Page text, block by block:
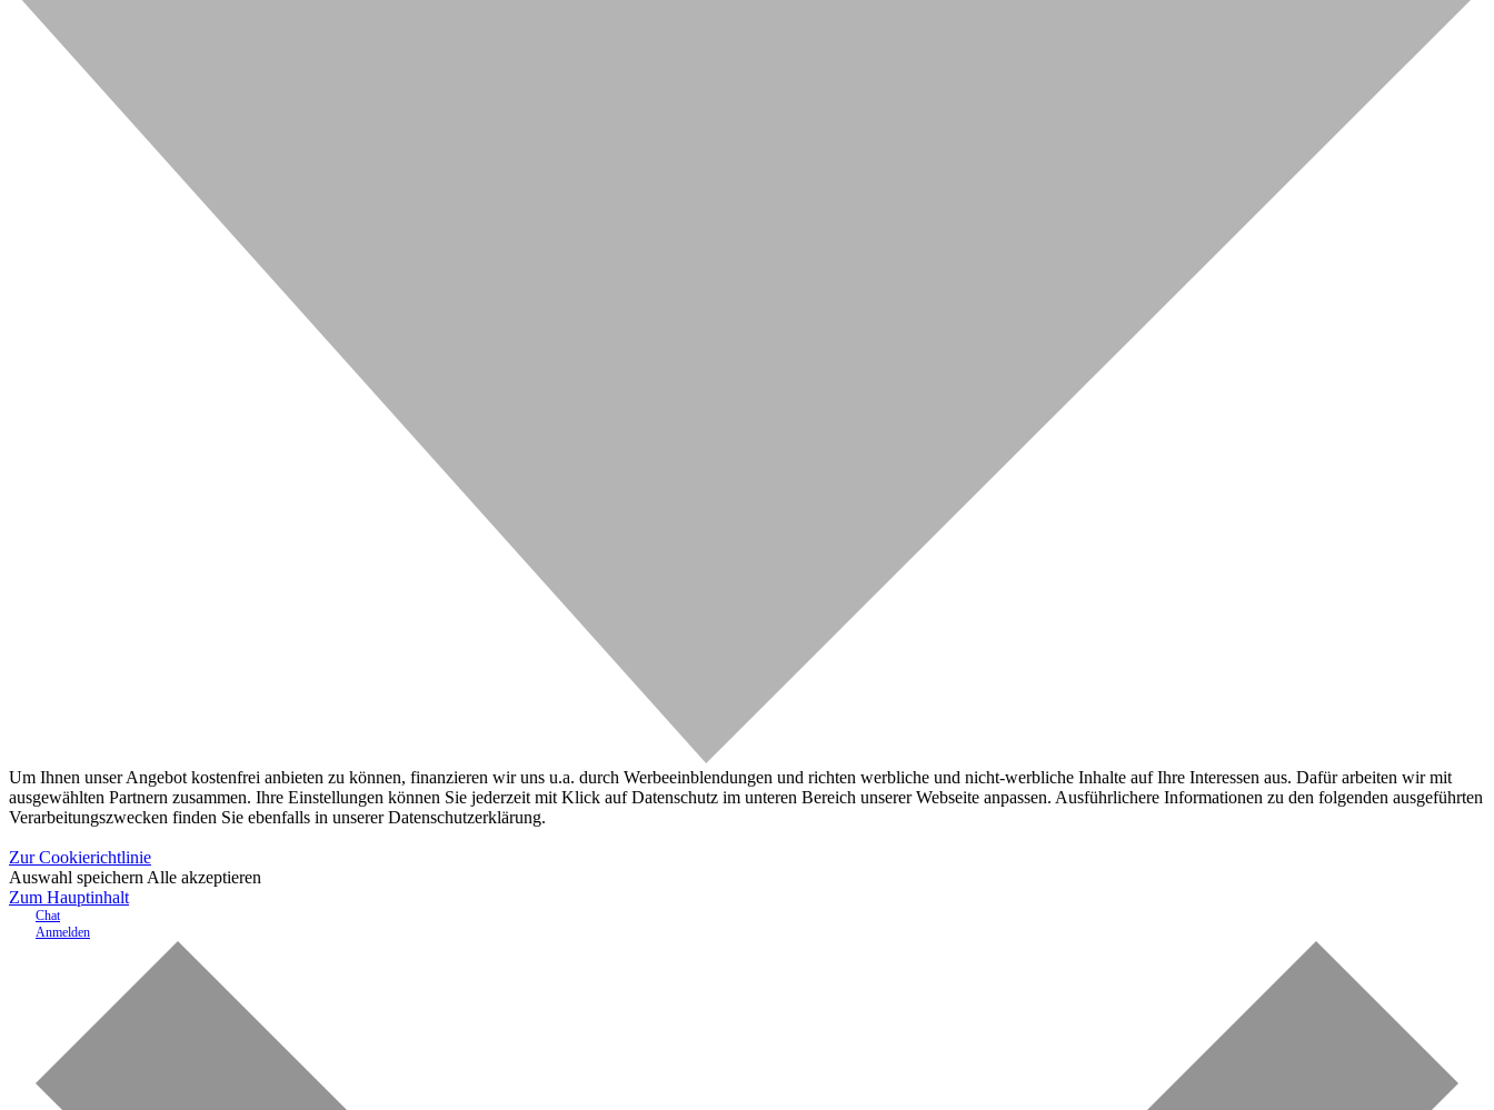
Um Ihnen unser Angebot kostenfrei anbieten zu können, finanzieren wir uns u.a. durch Werbeeinblendungen und richten werbliche und nicht-werbliche Inhalte auf Ihre Interessen aus. Dafür arbeiten wir mit
ausgewählten Partnern zusammen. Ihre Einstellungen können Sie jederzeit mit Klick auf Datenschutz im unteren Bereich unserer Webseite anpassen. Ausführlichere Informationen zu den folgenden ausgeführten
Verarbeitungszwecken finden Sie ebenfalls in unserer Datenschutzerklärung.
Zur Cookierichtlinie
Auswahl speichern Alle akzeptieren
Zum Hauptinhalt
Chat
Anmelden